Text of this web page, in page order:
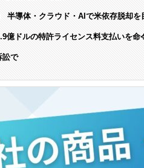
半導体・クラウド・AIで米依存脱却を
億ドルの特許ライセンス料支払いを命
訟で